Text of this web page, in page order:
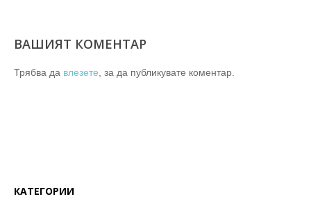
ВАШИЯТ КОМЕНТАР
Трябва да влезете , за да публикувате коментар.
КАТЕГОРИИ